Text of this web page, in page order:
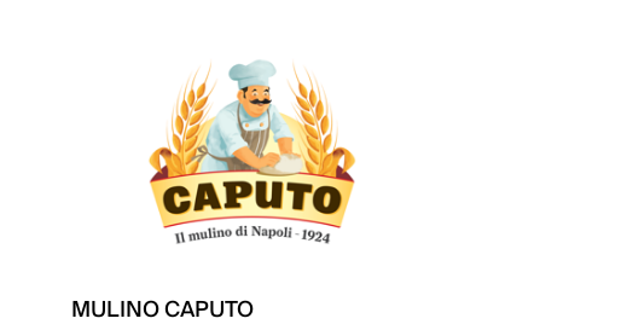
MULINO CAPUTO